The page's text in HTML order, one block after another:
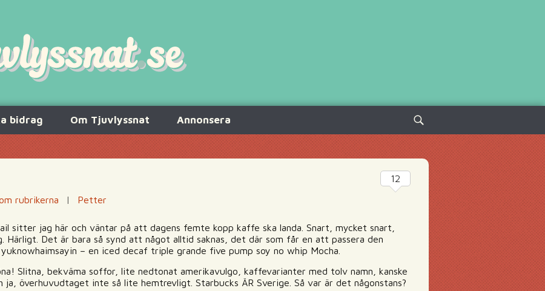
bidrag Om Tjuvlyssnat Annonsera
Sök
efter:
rubrikerna | Petter
sitter jag här och väntar på att dagens femte kopp kaffe ska landa. Snart, mycket snart,
Härligt. Det är bara så synd att något alltid saknas, det där som får en att passera den
– en iced decaf triple grande five pump soy no whip Mocha.
Slitna, bekväma soffor, lite nedtonat amerikavulgo, kaffevarianter med tolv namn, kanske
ja, överhuvudtaget inte så lite hemtrevligt. Starbucks ÄR Sverige. Så var är det någonstans?
12